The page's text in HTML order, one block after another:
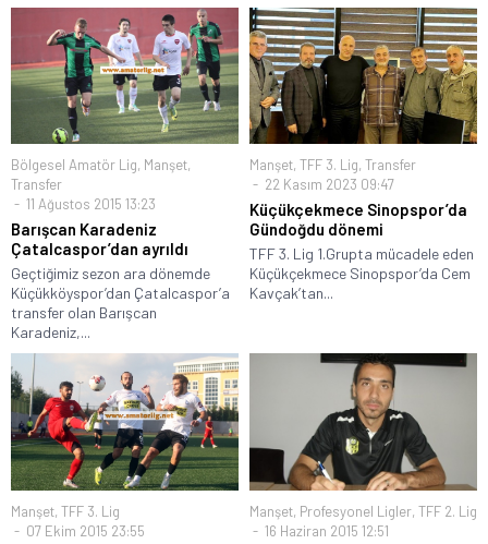
Bölgesel Amatör Lig, Manşet,
Transfer
11 Ağustos 2015 13:23
Barışcan Karadeniz
Çatalcaspor’dan ayrıldı
Geçtiğimiz sezon ara dönemde
Küçükköyspor’dan Çatalcaspor’a
transfer olan Barışcan
Karadeniz,...
Manşet, TFF 3. Lig, Transfer
22 Kasım 2023 09:47
Küçükçekmece Sinopspor’da
Gündoğdu dönemi
TFF 3. Lig 1.Grupta mücadele eden
Küçükçekmece Sinopspor’da Cem
Kavçak’tan...
Manşet, TFF 3. Lig
07 Ekim 2015 23:55
Manşet, Profesyonel Ligler, TFF 2. Lig
16 Haziran 2015 12:51